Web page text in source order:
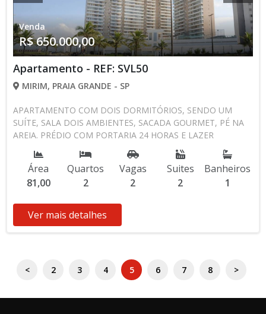
Venda
R$ 650.000,00
Apartamento - REF: SVL50
MIRIM, PRAIA GRANDE - SP
APARTAMENTO COM DOIS DORMITÓRIOS, SENDO UM
SUÍTE, SALA DOIS AMBIENTES, SACADA GOURMET, PÉ NA
AREIA. PRÉDIO COM PORTARIA 24 HORAS E LAZER
COMPLETO... LOCALIZADO NO BAIRRO DA MIRIM...
PRÓXIMO A PREFEITURA, HOSPITAL, MERCADO
ATACADISTA...
Área
81,00
Quartos
2
Vagas
2
Suites
2
Banheiros
1
Ver mais detalhes
< 2 3 4 5 6 7 8 >